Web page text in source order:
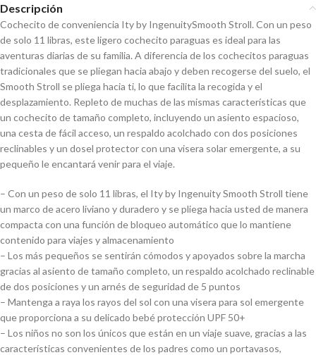
Descripción
Cochecito de conveniencia Ity by IngenuitySmooth Stroll. Con un peso
de solo 11 libras, este ligero cochecito paraguas es ideal para las
aventuras diarias de su familia. A diferencia de los cochecitos paraguas
tradicionales que se pliegan hacia abajo y deben recogerse del suelo, el
Smooth Stroll se pliega hacia ti, lo que facilita la recogida y el
desplazamiento. Repleto de muchas de las mismas características que
un cochecito de tamaño completo, incluyendo un asiento espacioso,
una cesta de fácil acceso, un respaldo acolchado con dos posiciones
reclinables y un dosel protector con una visera solar emergente, a su
pequeño le encantará venir para el viaje.
– Con un peso de solo 11 libras, el Ity by Ingenuity Smooth Stroll tiene
un marco de acero liviano y duradero y se pliega hacia usted de manera
compacta con una función de bloqueo automático que lo mantiene
contenido para viajes y almacenamiento
– Los más pequeños se sentirán cómodos y apoyados sobre la marcha
gracias al asiento de tamaño completo, un respaldo acolchado reclinable
de dos posiciones y un arnés de seguridad de 5 puntos
– Mantenga a raya los rayos del sol con una visera para sol emergente
que proporciona a su delicado bebé protección UPF 50+
– Los niños no son los únicos que están en un viaje suave, gracias a las
características convenientes de los padres como un portavasos,